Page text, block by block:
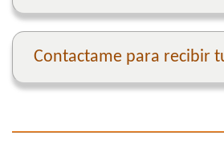
Contactame para recibir